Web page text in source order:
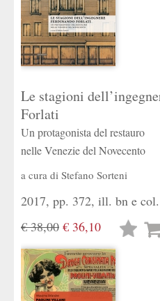
Le stagioni
Forlati
Un protagonista del restauro
nelle Venezie del Novecento
a cura di Stefano Sorteni
2017, pp. 372, ill. bn e col.
€ 38,00 € 36,10
Lista